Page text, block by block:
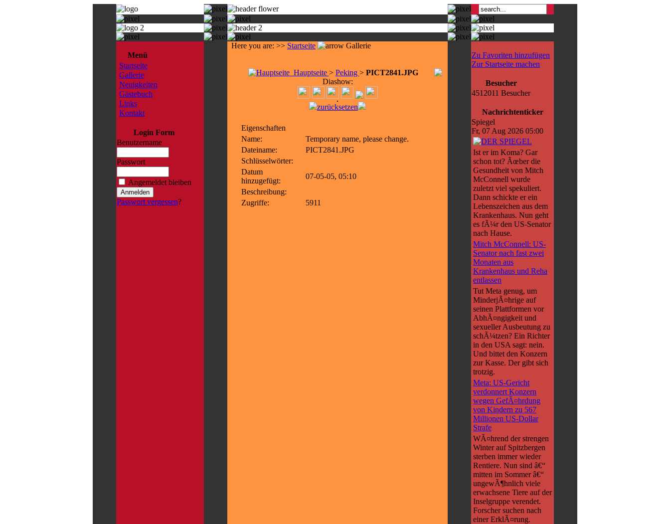
Menü
Startseite
Gallerie
Neuigkeiten
Gästebuch
Links
Kontakt
Login Form
Benutzername
Passwort
Angemeldet bleiben
Passwort vergessen?
Here you are: >> Startseite Gallerie
Hauptseite > Peking > PICT2841.JPG
Diashow:
zurücksetzen
Eigenschaften
Name:
Temporary name, please change.
Dateiname:
PICT2841.JPG
Schlüsselwörter:
Datum
hinzugefügt:
07-05-05, 05:10
Beschreibung:
Zugriffe:
5911
Zu Favoriten hinzufügen
Zur Startseite machen
Besucher
4512011 Besucher
Nachrichtenticker
Spiegel
Fr, 07 Aug 2026 05:00
Ist er im Koma? Gar
schon tot? Ãœber die
Gesundheit von Mitch
McConnell wurde
zuletzt viel spekuliert.
Dann schickte er ein
Lebenszeichen aus dem
Krankenhaus. Nun geht
es fÃ¼r den US-Senator
nach Hause.
Mitch McConnell: US-
Senator nach fast zwei
Monaten aus
Krankenhaus und Reha
entlassen
Tut Meta genug, um
MinderjÃ¤hrige auf
seinen Plattformen vor
AbhÃ¤ngigkeit und
sexueller Ausbeutung zu
schÃ¼tzen? Ein Richter
in den USA sagt: nein.
Und bittet den Konzern
zur Kasse. Der gibt sich
trotzig.
Meta: US-Gericht
verdonnert Konzern
wegen GefÃ¤hrdung
von Kindern zu 567
Millionen US-Dollar
Strafe
WÃ¤hrend der strengen
Winter auf Spitzbergen
sterben immer wieder
Rentiere. Nun sind â€“
mitten im Sommer â€“
ungewÃ¶hnlich viele
erwachsene Tiere auf der
Inselgruppe verendet.
Forscher suchen nach
einer ErklÃ¤rung.